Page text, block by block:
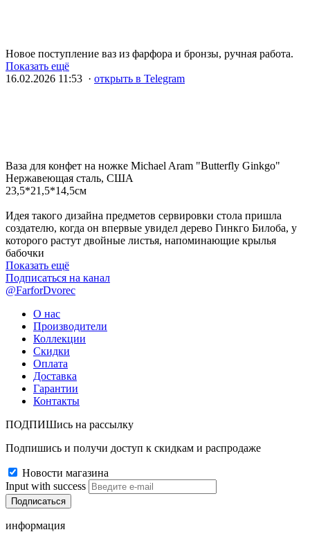
Новое поступление ваз из фарфора и бронзы, ручная работа.
Показать ещё
16.02.2026 11:53 · открыть в Telegram
Ваза для конфет на ножке Michael Aram "Butterfly Ginkgo"
Нержавеющая сталь, США
23,5*21,5*14,5см
Идея такого дизайна предметов сервировки стола пришла
создателю, когда он впервые увидел дерево Гинкго Билоба, у
которого растут двойные листья, напоминающие крылья
бабочки
Показать ещё
Подписаться на канал
@FarforDvorec
О нас
Производители
Коллекции
Скидки
Оплата
Доставка
Гарантии
Контакты
ПОДПИШись на рассылку
Подпишись и получи доступ к скидкам и распродаже
Новости магазина
Input with success
информация